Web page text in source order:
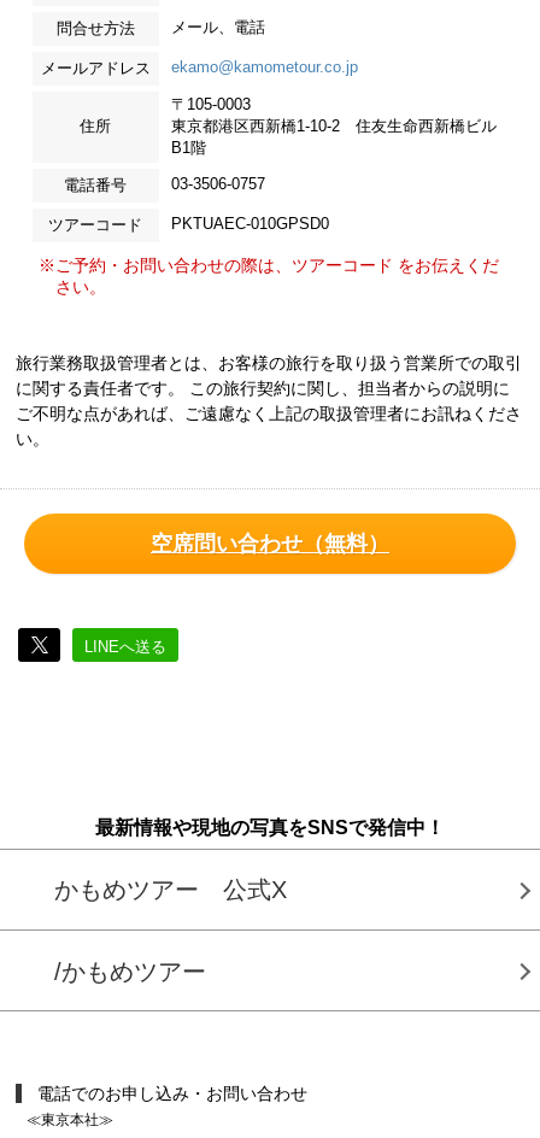
問合せ方法 メール、電話
メールアドレス ekamo@kamometour.co.jp
住所
〒105-0003
東京都港区西新橋1-10-2 住友生命西新橋ビル
B1階
電話番号 03-3506-0757
ツアーコード PKTUAEC-010GPSD0
※ご予約・お問い合わせの際は、ツアーコード をお伝えくだ
さい。
旅行業務取扱管理者とは、お客様の旅行を取り扱う営業所での取引
に関する責任者です。 この旅行契約に関し、担当者からの説明に
ご不明な点があれば、ご遠慮なく上記の取扱管理者にお訊ねくださ
い。
空席問い合わせ（無料）
LINEへ送る
最新情報や現地の写真をSNSで発信中！
かもめツアー 公式X
/かもめツアー
電話でのお申し込み・お問い合わせ
≪東京本社≫